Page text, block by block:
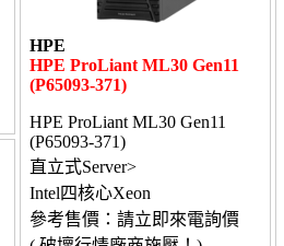
HPE
HPE ProLiant ML30 Gen11
(P65093-371)
HPE ProLiant ML30 Gen11
(P65093-371)
直立式Server>
Intel四核心Xeon
參考售價：請立即來電詢價